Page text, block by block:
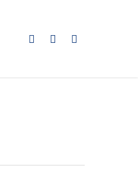
twitterlinkedin
email